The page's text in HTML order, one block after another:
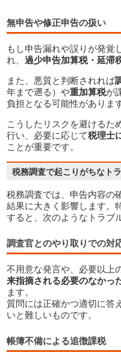
無申告や修正申告の扱い
もし申告漏れや誤りが発覚
れ、過少申告加算税・延滞
また、悪質と判断されれば
年まで遡る）や重加算税が
負担となる可能性がありま
こうしたリスクを避けるた
行い、必要に応じて税理士
ことが重要です。
税務調査では、申告内容の
結果に大きく影響します。
すると、次のようなトラブ
調査官とのやり取りでの対
不用意な発言や、必要以上
来指摘される必要のなかっ
ます。
質問には正確かつ適切に答
いと難しいものです。
帳簿不備による追徴課税